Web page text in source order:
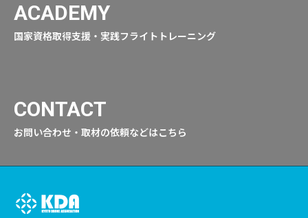
ACADEMY
国家資格取得支援・実践フライトトレーニング
CONTACT
お問い合わせ・取材の依頼などはこちら